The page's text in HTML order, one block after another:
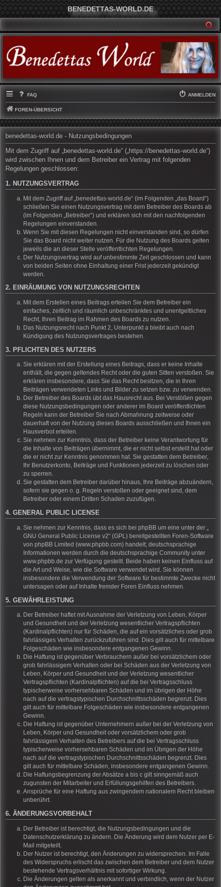
BENEDETTAS-WORLD.DE
FAQ ANMELDEN
FOREN-ÜBERSICHT
benedettas-world.de - Nutzungsbedingungen
Mit dem Zugriff auf „benedettas-world.de“ („https://benedettas-world.de“)
wird zwischen Ihnen und dem Betreiber ein Vertrag mit folgenden
Regelungen geschlossen:
1. NUTZUNGSVERTRAG
Mit dem Zugriff auf „benedettas-world.de“ (im Folgenden „das Board“)
schließen Sie einen Nutzungsvertrag mit dem Betreiber des Boards ab
(im Folgenden „Betreiber“) und erklären sich mit den nachfolgenden
Regelungen einverstanden.
Wenn Sie mit diesen Regelungen nicht einverstanden sind, so dürfen
Sie das Board nicht weiter nutzen. Für die Nutzung des Boards gelten
jeweils die an dieser Stelle veröffentlichten Regelungen.
Der Nutzungsvertrag wird auf unbestimmte Zeit geschlossen und kann
von beiden Seiten ohne Einhaltung einer Frist jederzeit gekündigt
werden.
2. EINRÄUMUNG VON NUTZUNGSRECHTEN
Mit dem Erstellen eines Beitrags erteilen Sie dem Betreiber ein
einfaches, zeitlich und räumlich unbeschränktes und unentgeltliches
Recht, Ihren Beitrag im Rahmen des Boards zu nutzen.
Das Nutzungsrecht nach Punkt 2, Unterpunkt a bleibt auch nach
Kündigung des Nutzungsvertrages bestehen.
3. PFLICHTEN DES NUTZERS
Sie erklären mit der Erstellung eines Beitrags, dass er keine Inhalte
enthält, die gegen geltendes Recht oder die guten Sitten verstoßen. Sie
erklären insbesondere, dass Sie das Recht besitzen, die in Ihren
Beiträgen verwendeten Links und Bilder zu setzen bzw. zu verwenden.
Der Betreiber des Boards übt das Hausrecht aus. Bei Verstößen gegen
diese Nutzungsbedingungen oder anderer im Board veröffentlichten
Regeln kann der Betreiber Sie nach Abmahnung zeitweise oder
dauerhaft von der Nutzung dieses Boards ausschließen und Ihnen ein
Hausverbot erteilen.
Sie nehmen zur Kenntnis, dass der Betreiber keine Verantwortung für
die Inhalte von Beiträgen übernimmt, die er nicht selbst erstellt hat oder
die er nicht zur Kenntnis genommen hat. Sie gestatten dem Betreiber,
Ihr Benutzerkonto, Beiträge und Funktionen jederzeit zu löschen oder
zu sperren.
Sie gestatten dem Betreiber darüber hinaus, Ihre Beiträge abzuändern,
sofern sie gegen o. g. Regeln verstoßen oder geeignet sind, dem
Betreiber oder einem Dritten Schaden zuzufügen.
4. GENERAL PUBLIC LICENSE
Sie nehmen zur Kenntnis, dass es sich bei phpBB um eine unter der „
GNU General Public License v2“ (GPL) bereitgestellten Foren-Software
von phpBB Limited (www.phpbb.com) handelt; deutschsprachige
Informationen werden durch die deutschsprachige Community unter
www.phpbb.de zur Verfügung gestellt. Beide haben keinen Einfluss auf
die Art und Weise, wie die Software verwendet wird. Sie können
insbesondere die Verwendung der Software für bestimmte Zwecke nicht
untersagen oder auf Inhalte fremder Foren Einfluss nehmen.
5. GEWÄHRLEISTUNG
Der Betreiber haftet mit Ausnahme der Verletzung von Leben, Körper
und Gesundheit und der Verletzung wesentlicher Vertragspflichten
(Kardinalpflichten) nur für Schäden, die auf ein vorsätzliches oder grob
fahrlässiges Verhalten zurückzuführen sind. Dies gilt auch für mittelbare
Folgeschäden wie insbesondere entgangenen Gewinn.
Die Haftung ist gegenüber Verbrauchern außer bei vorsätzlichem oder
grob fahrlässigem Verhalten oder bei Schäden aus der Verletzung von
Leben, Körper und Gesundheit und der Verletzung wesentlicher
Vertragspflichten (Kardinalpflichten) auf die bei Vertragsschluss
typischerweise vorhersehbaren Schäden und im übrigen der Höhe
nach auf die vertragstypischen Durchschnittsschäden begrenzt. Dies
gilt auch für mittelbare Folgeschäden wie insbesondere entgangenen
Gewinn.
Die Haftung ist gegenüber Unternehmern außer bei der Verletzung von
Leben, Körper und Gesundheit oder vorsätzlichem oder grob
fahrlässigem Verhalten des Betreibers auf die bei Vertragsschluss
typischerweise vorhersehbaren Schäden und im Übrigen der Höhe
nach auf die vertragstypischen Durchschnittsschäden begrenzt. Dies
gilt auch für mittelbare Schäden, insbesondere entgangenen Gewinn.
Die Haftungsbegrenzung der Absätze a bis c gilt sinngemäß auch
zugunsten der Mitarbeiter und Erfüllungsgehilfen des Betreibers.
Ansprüche für eine Haftung aus zwingendem nationalem Recht bleiben
unberührt.
6. ÄNDERUNGSVORBEHALT
Der Betreiber ist berechtigt, die Nutzungsbedingungen und die
Datenschutzerklärung zu ändern. Die Änderung wird dem Nutzer per E-
Mail mitgeteilt.
Der Nutzer ist berechtigt, den Änderungen zu widersprechen. Im Falle
des Widerspruchs erlischt das zwischen dem Betreiber und dem Nutzer
bestehende Vertragsverhältnis mit sofortiger Wirkung.
Die Änderungen gelten als anerkannt und verbindlich, wenn der Nutzer